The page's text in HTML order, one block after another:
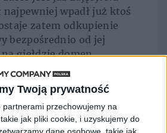
Twoją prywatność
przechowujemy na
jak pliki cookie, i uzyskujemy do
dane osobowe, takie jak
najpewniej wpadł już ktoś
zatem odkupienie
bezpośrednio od jej
giełdzie domen.
nowa
poszukiwać takiej
wytężyć głowę i wymyślić